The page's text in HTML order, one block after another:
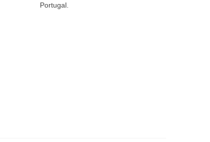
Portugal.